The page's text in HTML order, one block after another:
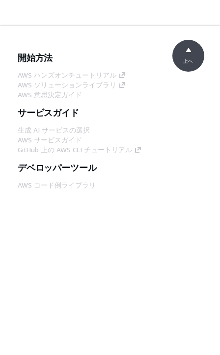
開始方法
AWS ハンズオンチュートリアル
AWS ソリューションライブラリ
AWS 意思決定ガイド
サービスガイド
生成 AI サービスの選択
AWS サービスガイド
GitHub 上の AWS CLI チュートリアル
デベロッパーツール
AWS コード例ライブラリ
上へ